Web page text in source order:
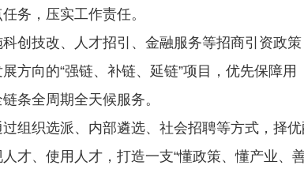
务，压实工作责任。
创技改、人才招引、金融服务等招商引资政策
方向的“强链、补链、延链”项目，优先保障用
条全周期全天候服务。
组织选派、内部遴选、社会招聘等方式，择
才、使用人才，打造一支“懂政策、懂产业、